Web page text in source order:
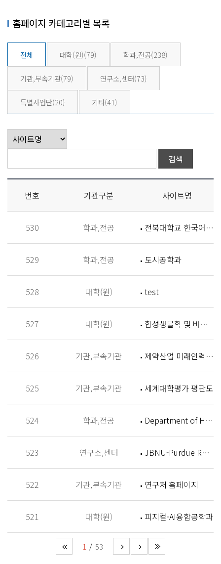
홈페이지 카테고리별 목록
전체 대학(원)(79) 학과,전공(238)
기관,부속기관(79) 연구소,센터(73)
특별사업단(20) 기타(41)
번호 기관구분 사이트명
530 학과,전공 전북대학교 한국어학과
529 학과,전공 도시공학과
528 대학(원) test
527 대학(원) 합성생물학 및 바이오신소재개발 연구실 (Synthetic Biology and Biomaterials Lab,SBBL)
526 기관,부속기관 제약산업 미래인력 양성센터 홈페이지
525 기관,부속기관 세계대학평가 평판도
524 학과,전공 Department of History
523 연구소,센터 JBNU-Purdue Research Institute (JPRI)
522 기관,부속기관 연구처 홈페이지
521 대학(원) 피지컬-AI융합공학과
1 53